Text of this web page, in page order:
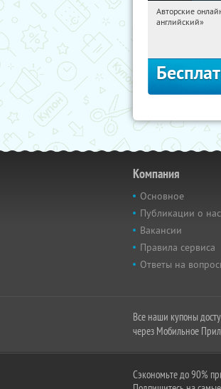
17:31:41
Авторские
английский»
Компания
Основное
Публикации о нас
Вакансии
Правила сервиса
Ответы на
Все наши купоны
через Мобильное
Сэкономьте до 90%